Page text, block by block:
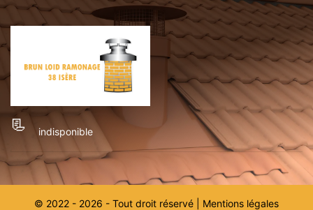
indisponible
© 2022 - 2026 - Tout droit réservé | Mentions légales